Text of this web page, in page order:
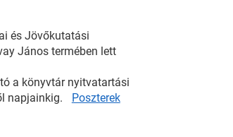
és Jövőkutatási
János termében lett
a könyvtár nyitvatartási
napjainkig.
Poszterek